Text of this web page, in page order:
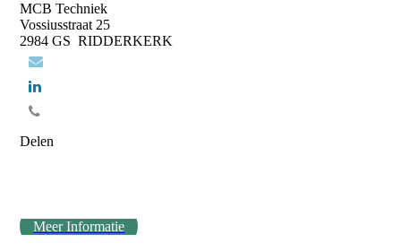
MCB Techniek
Vossiusstraat 25
2984 GS RIDDERKERK
Delen
Meer Informatie